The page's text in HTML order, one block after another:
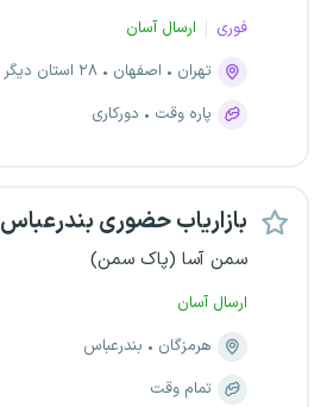
فوری
ارسال آسان
تهران
اصفهان
۲۸ استان دیگر
پاره وقت
دورکاری
بازاریاب حضوری بندرعباس
سمن آسا (پاک سمن)
ارسال آسان
هرمزگان
بندرعباس
تمام وقت